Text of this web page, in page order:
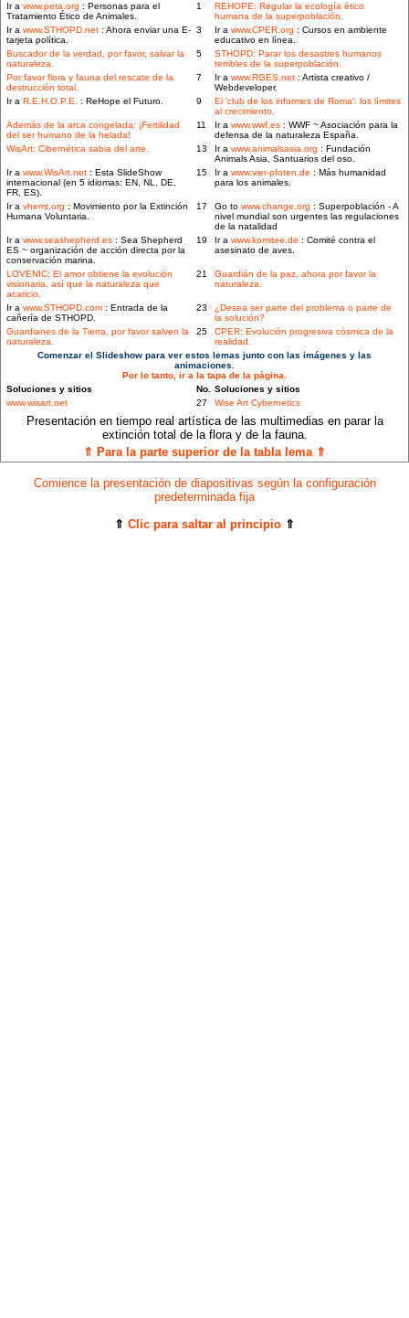
Ir a www.peta.org : Personas para el
Tratamiento Ético de Animales.
1
REHOPE: Regular la ecología ético
humana de la superpoblación.
Ir a www.STHOPD.net : Ahora enviar una E-
tarjeta política.
3 Ir a www.CPER.org : Cursos en ambiente
educativo en línea.
Buscador de la verdad, por favor, salvar la
naturaleza.
5
STHOPD: Parar los desastres humanos
terribles de la superpoblación.
Por favor flora y fauna del rescate de la
destrucción total.
7 Ir a www.RGES.net : Artista creativo /
Webdeveloper.
Ir a R.E.H.O.P.E. : ReHope el Futuro. 9
El 'club de los informes de Roma': los límites
al crecimiento.
Además de la arca congelada: ¡Fertilidad
del ser humano de la helada!
11 Ir a www.wwf.es : WWF ~ Asociación para la
defensa de la naturaleza España.
WisArt: Cibernética sabia del arte.
13 Ir a www.animalsasia.org : Fundación
Animals Asia, Santuarios del oso.
Ir a www.WisArt.net : Esta SlideShow
internacional (en 5 idiomas: EN, NL, DE,
FR, ES).
15 Ir a www.vier-pfoten.de : Más humanidad
para los animales.
Ir a vhemt.org : Movimiento por la Extinción
Humana Voluntaria.
17 Go to www.change.org : Superpoblación - A
nivel mundial son urgentes las regulaciones
de la natalidad
Ir a www.seashepherd.es : Sea Shepherd
ES ~ organización de acción directa por la
conservación marina.
19 Ir a www.komitee.de : Comité contra el
asesinato de aves.
LOVENIC: El amor obtiene la evolución
visionaria, así que la naturaleza que
acaricio.
21
Guardián de la paz, ahora por favor la
naturaleza.
Ir a www.STHOPD.com : Entrada de la
cañería de STHOPD.
23
¿Desea ser parte del problema o parte de
la solución?
Guardianes de la Tierra, por favor salven la
naturaleza.
25
CPER: Evolución progresiva cósmica de la
realidad.
Comenzar el Slideshow para ver estos lemas junto con las imágenes y las
animaciones.
Por lo tanto, ir a la tapa de la página.
Soluciones y sitios
No. Soluciones y sitios
www.wisart.net
27 Wise Art Cybernetics
Presentación en tiempo real artística de las multimedias en parar la
extinción total de la flora y de la fauna.
⇑ Para la parte superior de la tabla lema ⇑
Comience la presentación de diapositivas según la configuración
predeterminada fija
⇑ Clic para saltar al principio ⇑